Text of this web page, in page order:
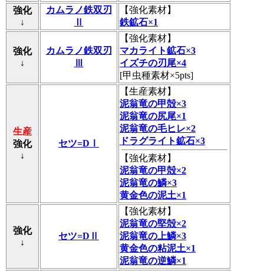
強化
↓
カムラノ鉄双刃
【強化素材】
鉄鉱石×1
強化
↓
カムラノ鉄双刃
【強化素材】
マカライト鉱石×3
イズチの刃尾×4
[甲虫種素材×5pts]
生産
強化
↓
セツ=DⅠ
【生産素材】
泥翁竜の甲殻×3
泥翁竜の尻尾×1
泥翁竜の毛ヒレ×2
ドラグライト鉱石×3
【強化素材】
泥翁竜の甲殻×2
泥翁竜の鱗×3
黄金色の泥土×1
強化
↓
セツ=DⅡ
【強化素材】
泥翁竜の堅殻×2
泥翁竜の上鱗×3
黄金色の粘泥土×1
泥翁竜の逆鱗×1